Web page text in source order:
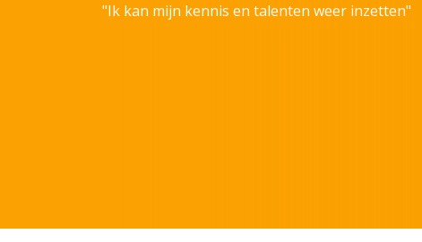
"Ik kan mijn kennis en talenten weer inzetten"